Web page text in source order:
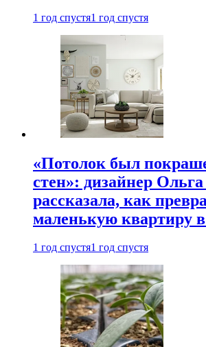
1 год спустя1 год спустя
«Потолок был
стен»: дизайнер
рассказала, как
маленькую квартиру
1 год спустя1 год спустя